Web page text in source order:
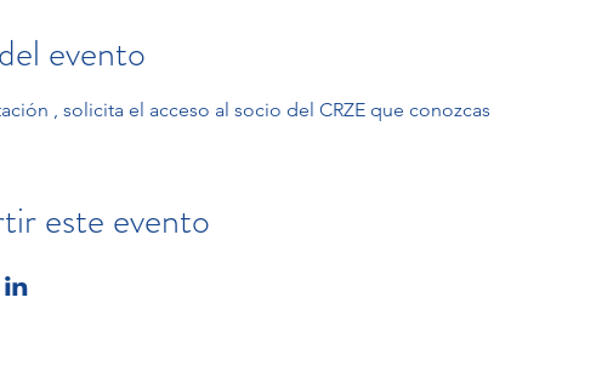
evento
, solicita el acceso al socio del CRZE que conozcas
este evento